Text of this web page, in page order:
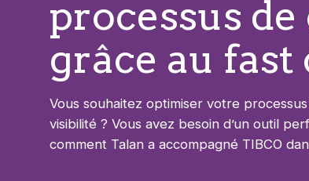
processus
grâce au fast
Vous souhaitez optimiser votre
visibilité ? Vous avez besoin d’un outil
comment Talan a accompagné TIBCO